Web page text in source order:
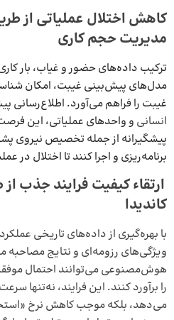
کاهش اختلال عملیاتی از
مدیریت حجم کاری
مدل‌های پیش‌بینی غیبت، امکان
غیبت را فراهم می‌آورد. اطلاع‌رسانی
انسانی و واحدهای عملیاتی، این
پیشگیرانه از جمله تخصیص نیروی
برنامه‌ریزی و اجرا کنند تا اختلال در
ارتقاء کیفیت فرایند جذب
کاندیدا
با بهره‌گیری از داده‌های تاریخی
ویژگی‌های رزومه‌ای و نتایج مصاحبه
هوش‌مصنوعی می‌توانند احتمال
را برآورد کنند. این فرایند، نه‌تنها
می‌دهد، بلکه موجب کاهش نرخ